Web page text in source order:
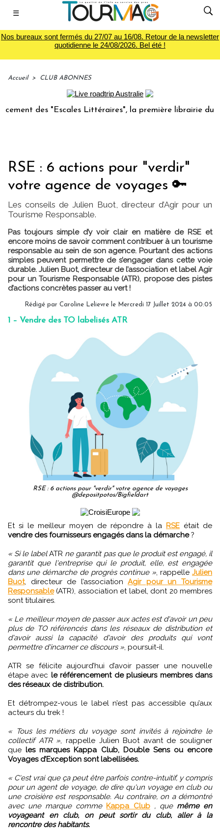
☰
Nos bureaux sont fermés du 27/07 au 16/08. Retour de la newsletter
quotidienne le 24/08/2026. Bel été !
Accueil > CLUB ABONNES
"Escales Littéraires", la première librairie du voyage
RSE : 6 actions pour "verdir"
votre agence de voyages 🔑
Les conseils de Julien Buot, directeur d’Agir pour un
Tourisme Responsable.
Pas toujours simple d’y voir clair en matière de RSE et
encore moins de savoir comment contribuer à un tourisme
responsable au sein de son agence. Pourtant des actions
simples peuvent permettre de s’engager dans cette voie
durable. Julien Buot, directeur de l’association et label Agir
pour un Tourisme Responsable (ATR), propose des pistes
d’actions concrètes passer au vert !
Rédigé par Caroline Lelievre le Mercredi 17 Juillet 2024 à 00:05
1 – Vendre des TO labelisés ATR
RSE : 6 actions pour "verdir" votre agence de voyages
@depositpotos/Bigfieldart
Et si le meilleur moyen de répondre à la RSE était de
vendre des fournisseurs engagés dans la démarche?
« Si le labelATR ne garantit pas que le produit est engagé, il
garantit que l'entreprise qui le produit, elle, est engagée
dans une démarche de progrès continue » , rappelle Julien
Buot, directeur de l’associationAgir pour un Tourisme
Responsable(ATR), association et label, dont 20 membres
sont titulaires.
« Le meilleur moyen de passer aux actes est d'avoir un peu
plus de TO référencés dans les réseaux de distribution et
d'avoir aussi la capacité d'avoir des produits qui vont
permettre d'incarner ce discours » , poursuit-il.
ATR se félicite aujourd’hui d’avoir passer une nouvelle
étape avec le référencement de plusieurs membres dans
des réseaux de distribution.
Et détrompez-vous le label n’est pas accessible qu’aux
acteurs du trek !
« Tous les métiers du voyage sont invités à rejoindre le
collectif ATR » , rappelle Julien Buot avant de souligner
que les marques Kappa Club, Double Sens ou encore
Voyages d’Exception sont labellisées.
« C'est vrai que ça peut être parfois contre-intuitif, y compris
pour un agent de voyage, de dire qu'un voyage en club ou
une croisière est responsable. Au contraire, on a démontré
avec une marque comme Kappa Club , que même en
voyageant en club, on peut sortir du club, aller à la
rencontre des habitants.